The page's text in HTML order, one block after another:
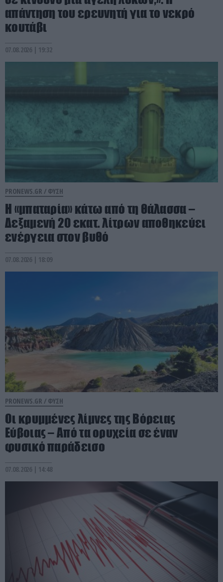
απάντηση του ερευνητή για το νεκρό
κουτάβι
07.08.2026 | 19:32
PRONEWS.GR / ΦΥΣΗ
Η «μπαταρία» κάτω από τη θάλασσα –
Δεξαμενή 20 εκατ. λίτρων αποθηκεύει
ενέργεια στον βυθό
07.08.2026 | 18:09
PRONEWS.GR / ΦΥΣΗ
Οι κρυμμένες λίμνες της Βόρειας
Εύβοιας – Από τα ορυχεία σε έναν
φυσικό παράδεισο
07.08.2026 | 14:48